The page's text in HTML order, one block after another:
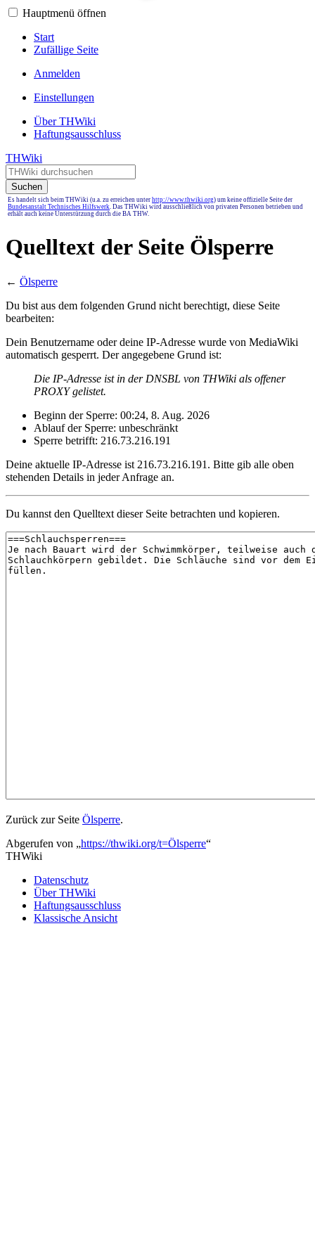
Hauptmenü öffnen
Start
Zufällige Seite
Anmelden
Einstellungen
Über THWiki
Haftungsausschluss
THWiki
Suchen
Es handelt sich beim THWiki (u.a. zu erreichen unter http://www.thwiki.org) um keine offizielle Seite der
Bundesanstalt Technisches Hilfswerk. Das THWiki wird ausschließlich von privaten Personen betrieben und
erhält auch keine Unterstützung durch die BA THW.
Quelltext der Seite Ölsperre
← Ölsperre
Du bist aus dem folgenden Grund nicht berechtigt, diese Seite
bearbeiten:
Dein Benutzername oder deine IP-Adresse wurde von MediaWiki
automatisch gesperrt. Der angegebene Grund ist:
Die IP-Adresse ist in der DNSBL von THWiki als offener
PROXY gelistet.
Beginn der Sperre: 00:24, 8. Aug. 2026
Ablauf der Sperre: unbeschränkt
Sperre betrifft: 216.73.216.191
Deine aktuelle IP-Adresse ist 216.73.216.191. Bitte gib alle oben
stehenden Details in jeder Anfrage an.
Du kannst den Quelltext dieser Seite betrachten und kopieren.
Zurück zur Seite Ölsperre.
Abgerufen von „https://thwiki.org/t=Ölsperre“
THWiki
Datenschutz
Über THWiki
Haftungsausschluss
Klassische Ansicht